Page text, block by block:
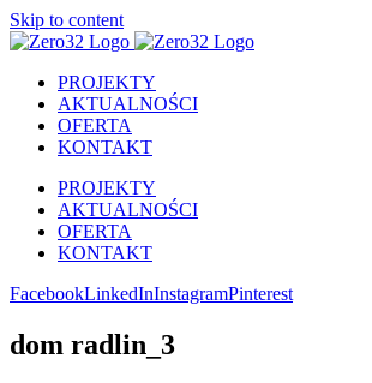
Skip to content
PROJEKTY
AKTUALNOŚCI
OFERTA
KONTAKT
PROJEKTY
AKTUALNOŚCI
OFERTA
KONTAKT
FacebookLinkedInInstagramPinterest
dom radlin_3